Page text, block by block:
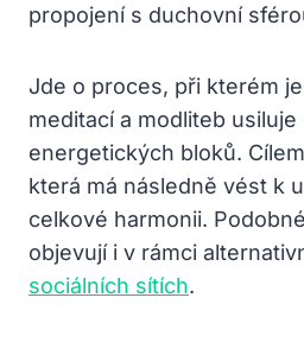
propojení s duchovní
Jde o proces, při kterém
meditací a modliteb
energetických bloků.
která má následně vést k
celkové harmonii.
objevují i v rámci
sociálních sítích.